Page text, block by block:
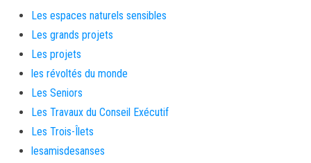
Les espaces naturels sensibles
Les grands projets
Les projets
les révoltés du monde
Les Seniors
Les Travaux du Conseil Exécutif
Les Trois-Îlets
lesamisdesanses